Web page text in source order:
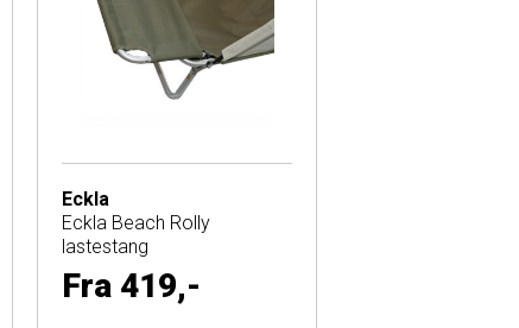
Eckla
Eckla Beach Rolly
lastestang
Fra 419,-